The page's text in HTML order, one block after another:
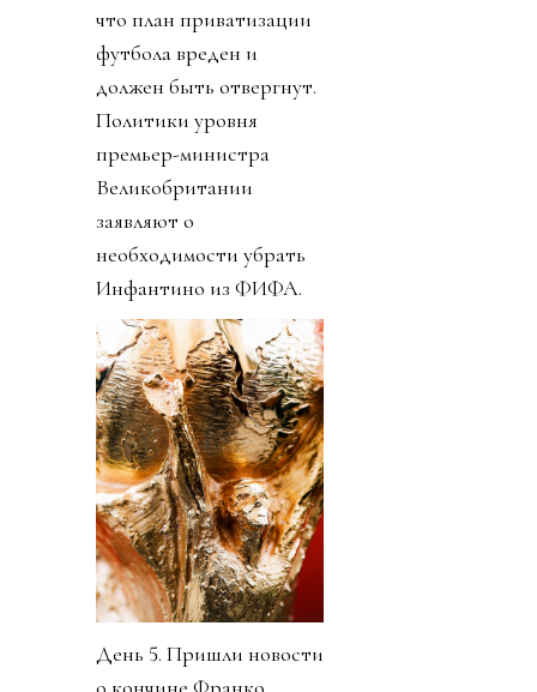
что план приватизации
футбола вреден и
должен быть отвергнут.
Политики уровня
премьер-министра
Великобритании
заявляют о
необходимости убрать
Инфантино из ФИФА.
День 5. Пришли новости